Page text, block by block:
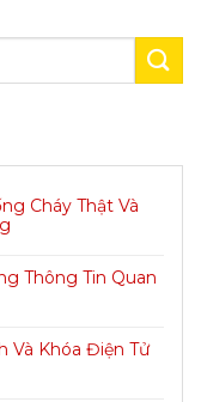
Cháy Thật Và
Thông Tin Quan
Và Khóa Điện Tử